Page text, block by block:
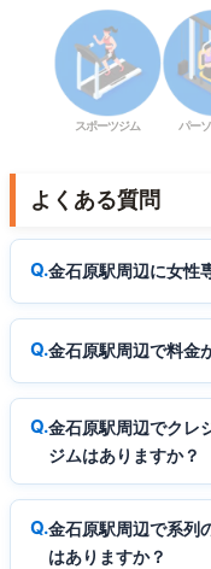
スポーツジム パー
よくある質問
金石原駅周辺に女性
金石原駅周辺で料金
金石原駅周辺でクレ
ジムはありますか？
金石原駅周辺で系列
はありますか？